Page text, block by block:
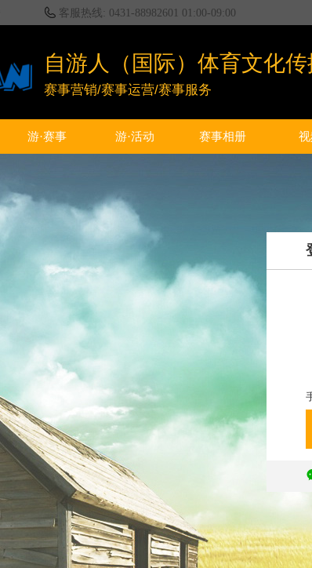
客服热线: 0431-88982601 01:00-09:00
自游人（国际）体育文化传
赛事营销/赛事运营/赛事服务
游·赛事 游·活动 赛事相册